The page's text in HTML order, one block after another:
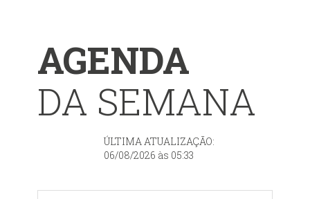
AGENDA
DA SEMANA
ÚLTIMA ATUALIZAÇÃO:
06/08/2026 às 05:33